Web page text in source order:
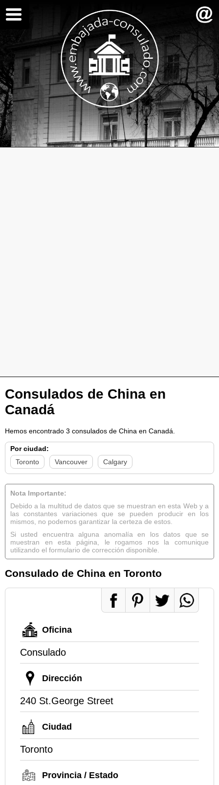
Consulados de China en
Canadá
Hemos encontrado 3 consulados de China en Canadá.
Por ciudad:
Toronto
Vancouver Calgary
Nota Importante:
Debido a la multitud de datos que se muestran en esta Web y a
las constantes variaciones que se pueden producir en los
mismos, no podemos garantizar la certeza de estos.
Si usted encuentra alguna anomalía en los datos que se
muestran en esta página, le rogamos nos la comunique
utilizando el formulario de corrección disponible.
Consulado de China en Toronto
Oficina
Consulado
Dirección
240 St.George Street
Ciudad
Toronto
Provincia / Estado